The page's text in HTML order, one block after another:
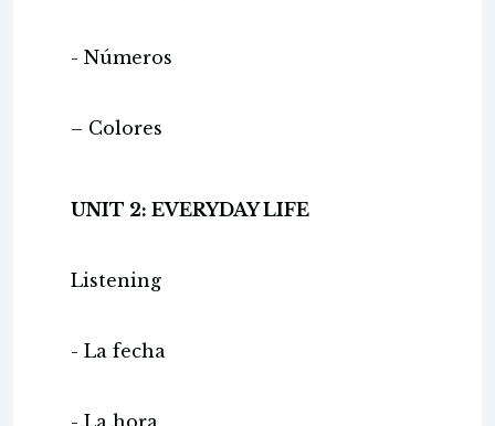
- Números
– Colores
UNIT 2: EVERYDAY LIFE
Listening
- La fecha